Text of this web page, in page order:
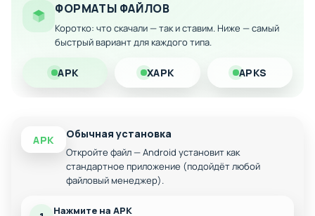
Улучшенная графика и оптимизация для Android
Расширенный функционал управления
Бонусные уровни и головоломки
Стабильная работа на всех устройствах
ФОРМАТЫ ФАЙЛОВ
Коротко: что скачали — так и ставим. Ниже — самый
быстрый вариант для каждого типа.
APK XAPK APKS
APK Обычная установка
Откройте файл — Android установит как
стандартное приложение (подойдёт любой
файловый менеджер).
Нажмите на APK